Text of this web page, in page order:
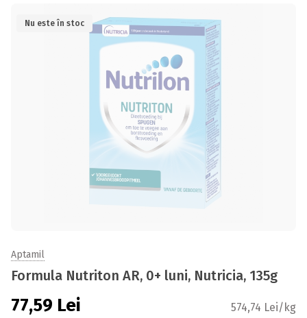
Nu este în stoc
Aptamil
Formula Nutriton AR, 0+ luni, Nutricia, 135g
77,59 Lei 574,74 Lei/kg